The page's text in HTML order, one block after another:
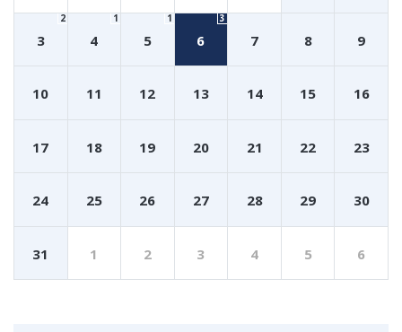
3
2
4
1
5
1
6
3
7 8 9
10 11 12 13 14 15 16
17 18 19 20 21 22 23
24 25 26 27 28 29 30
31 1 2 3 4 5 6